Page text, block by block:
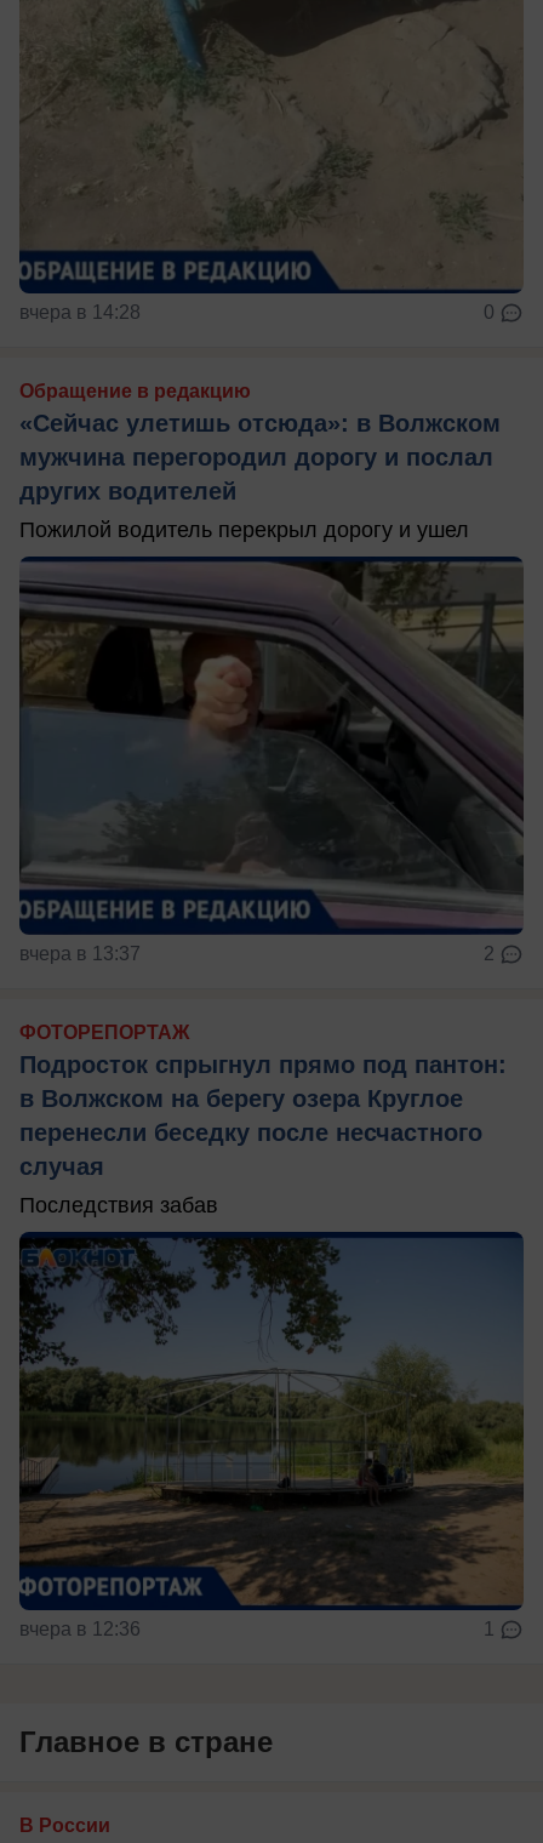
вчера в 14:28 0
Обращение в редакцию
«Сейчас улетишь отсюда»: в Волжском
мужчина перегородил дорогу и послал
других водителей
Пожилой водитель перекрыл дорогу и ушел
вчера в 13:37 2
ФОТОРЕПОРТАЖ
Подросток спрыгнул прямо под пантон:
в Волжском на берегу озера Круглое
перенесли беседку после несчастного
случая
Последствия забав
вчера в 12:36 1
Главное в стране
В России